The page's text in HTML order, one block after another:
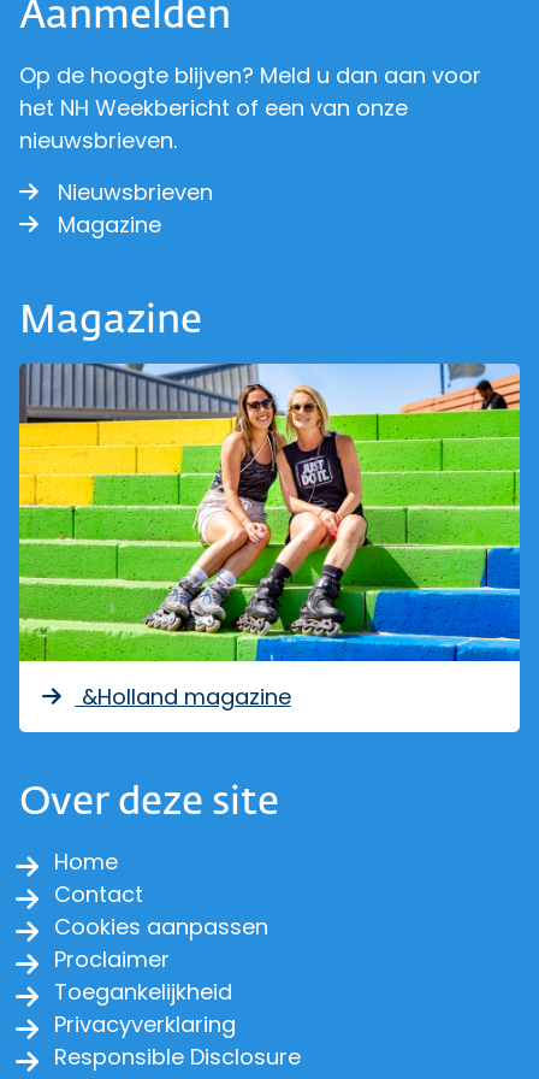
Aanmelden
Op de hoogte blijven? Meld u dan aan voor
het NH Weekbericht of een van onze
nieuwsbrieven.
Nieuwsbrieven
Magazine
Magazine
&Holland magazine
Over deze site
Home
Contact
Cookies aanpassen
Proclaimer
Toegankelijkheid
Privacyverklaring
Responsible Disclosure